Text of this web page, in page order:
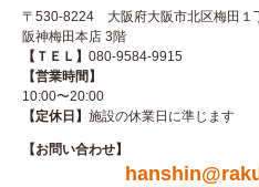
〒530-8224 大阪府大阪市北区梅田１
阪神梅田本店 3階
【ＴＥＬ】 080-9584-9915
【営業時間】
10:00〜20:00
【定休日】 施設の休業日に準じます
【お問い合わせ】